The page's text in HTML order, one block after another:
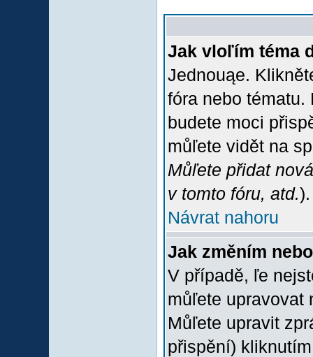
Jak vloľím téma
Jednouąe.
fóra nebo
budete moci
můľete vidět na
Můľete přidat
v tomto fóru, atd.).
Návrat nahoru
Jak změním
V případě, ľe
můľete upravovat
Můľete upravit
přispění)